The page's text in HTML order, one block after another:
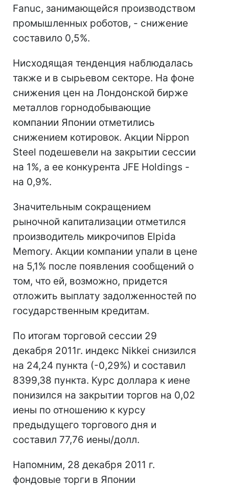
Fanuc, занимающейся производством
промышленных роботов, - снижение
составило 0,5%.
Нисходящая тенденция наблюдалась
также и в сырьевом секторе. На фоне
снижения цен на Лондонской бирже
металлов горнодобывающие
компании Японии отметились
снижением котировок. Акции Nippon
Steel подешевели на закрытии сессии
на 1%, а ее конкурента JFE Holdings -
на 0,9%.
Значительным сокращением
рыночной капитализации отметился
производитель микрочипов Elpida
Memory. Акции компании упали в цене
на 5,1% после появления сообщений о
том, что ей, возможно, придется
отложить выплату задолженностей по
государственным кредитам.
По итогам торговой сессии 29
декабря 2011г. индекс Nikkei снизился
на 24,24 пункта (-0,29%) и составил
8399,38 пункта. Курс доллара к иене
понизился на закрытии торгов на 0,02
иены по отношению к курсу
предыдущего торгового дня и
составил 77,76 иены/долл.
Напомним, 28 декабря 2011 г.
фондовые торги в Японии